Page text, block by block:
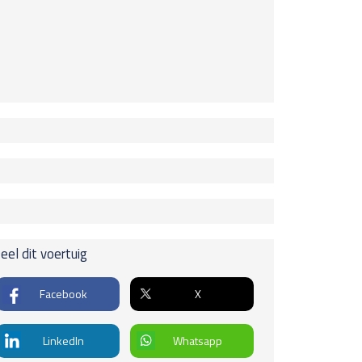
achter
voor
snelheidsafhankelijk
geremd
dit voertuig
Facebook X
LinkedIn Whatsapp